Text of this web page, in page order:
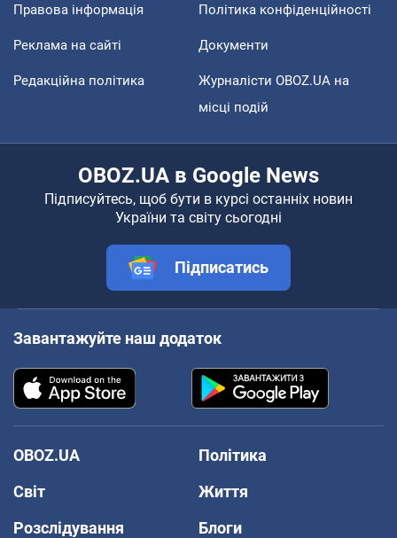
Правова інформація Політика конфіденційності
Реклама на сайті Документи
Редакційна політика
Журналісти OBOZ.UA на
місці подій
OBOZ.UA в Google News
Підписуйтесь, щоб бути в курсі останніх новин
України та світу сьогодні
Підписатись
Завантажуйте наш додаток
OBOZ.UA
Політика
Світ
Життя
Розслідування
Блоги